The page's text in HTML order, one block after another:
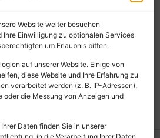
Website weiter besuchen
Ihre Einwilligung zu optionalen Services
um Erlaubnis bitten.
auf unserer Website. Einige von
diese Website und Ihre Erfahrung zu
verarbeitet werden (z. B. IP-Adressen),
oder die Messung von Anzeigen und
Daten finden Sie in unserer